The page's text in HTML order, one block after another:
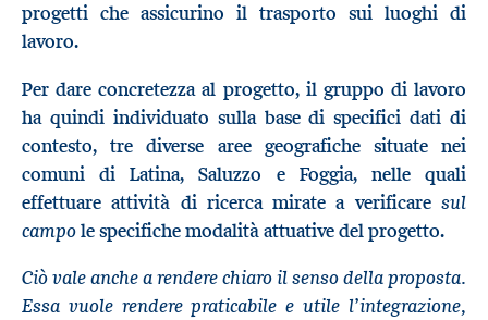
progetti che assicurino il trasporto sui luoghi di
lavoro.
Per dare concretezza al progetto, il gruppo di lavoro
ha quindi individuato sulla base di specifici dati di
contesto, tre diverse aree geografiche situate nei
comuni di Latina, Saluzzo e Foggia, nelle quali
effettuare attività di ricerca mirate a verificare sul
campole specifiche modalità attuative del progetto.
Ciò vale anche a rendere chiaro il senso della proposta.
Essa vuole rendere praticabile e utile l’integrazione,